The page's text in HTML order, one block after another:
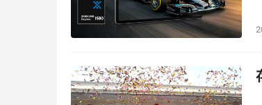
水电站的转身：成为“第一车间”
转化为支持大规模AI计算的稳定绿色
力资源。